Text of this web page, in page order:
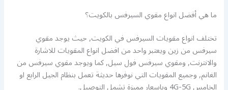
ما هي أفضل انواع مقوي السيرفس بالكويت؟
تختلف انواع مقويات السيرفس في الكويت, حيث يوجد مقوي
سيرفس من زين ويعتبر واحد من افضل انواع المقويات للاشارة
والانترنت, ومقوي سيرفس فول سيل, كما ويوجد مقوي سيرفس من
الغانم, وجميع المقويات التي نوفرها حديثة تعمل بنظام الجيل الرابع او